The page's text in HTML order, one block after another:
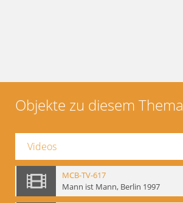
Objekte zu diesem Thema
Videos
MCB-TV-617
Mann ist Mann, Berlin 1997